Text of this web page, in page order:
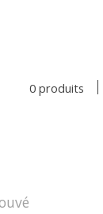
0 produits